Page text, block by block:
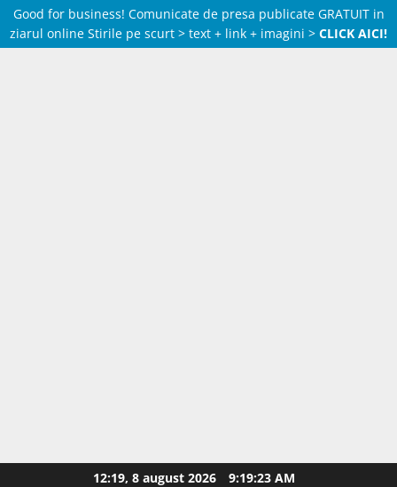
Good for business! Comunicate de presa publicate GRATUIT in
ziarul online Stirile pe scurt > text + link + imagini > CLICK AICI!
12:19, 8 august 2026 9:19:24 AM